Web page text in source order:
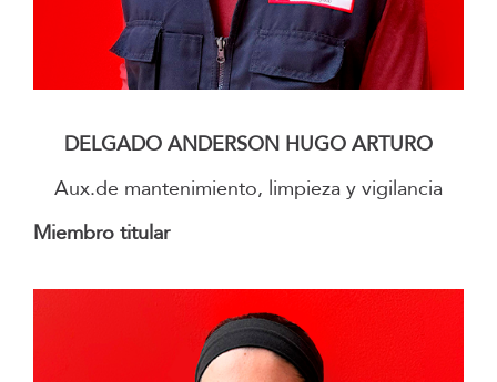
DELGADO ANDERSON HUGO ARTURO
Aux.de mantenimiento, limpieza y vigilancia
Miembro titular